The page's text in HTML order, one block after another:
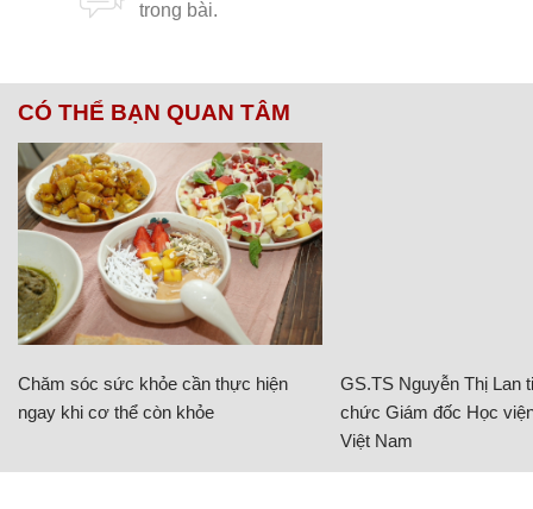
CÓ THỂ BẠN QUAN TÂM
Chăm sóc sức khỏe cần thực hiện
ngay khi cơ thể còn khỏe
GS.TS Nguyễn Thị Lan
chức Giám đốc Học
Việt Nam